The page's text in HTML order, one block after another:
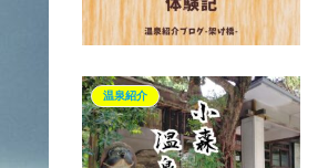
温泉紹介